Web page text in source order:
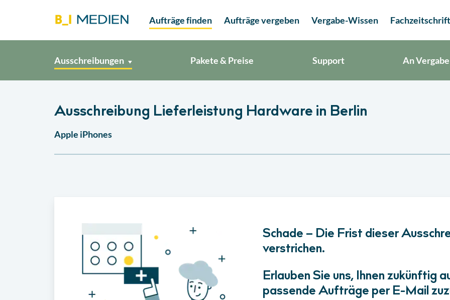
Aufträge finden Aufträge vergeben Vergabe-Wissen
Ausschreibungen Pakete & Preise Support An
Ausschreibung Lieferleistung Hardware in Berlin
Apple iPhones
Schade – Die Frist dieser
verstrichen.
Erlauben Sie uns, Ihnen zukünftig
passende Aufträge per E-Mail